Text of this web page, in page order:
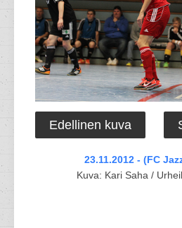
Edellinen kuva
23.11.2012 - (FC
Kuva: Kari Saha /